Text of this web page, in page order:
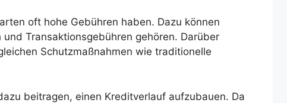
oft hohe Gebühren haben. Dazu können
Transaktionsgebühren gehören. Darüber
Schutzmaßnahmen wie traditionelle
beitragen, einen Kreditverlauf aufzubauen. Da